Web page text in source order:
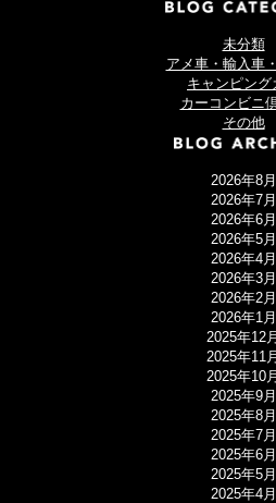
未分類
アメ車・輸入車
キャンピング
カーコンビニ
その他
2026年8月
2026年7月
2026年6月
2026年5月
2026年4月
2026年3月
2026年2月
2026年1月
2025年12月
2025年11月
2025年10月
2025年9月
2025年8月
2025年7月
2025年6月
2025年5月
2025年4月